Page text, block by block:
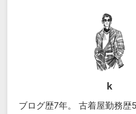
k
ブログ歴7年。 古着屋勤務歴